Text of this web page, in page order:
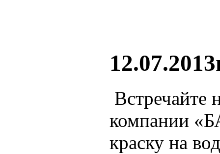
Встречайте
компании
краску на